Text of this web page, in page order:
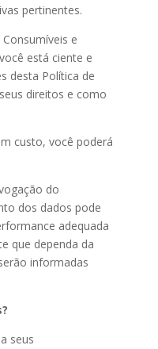
pertinentes.
e
está ciente e
desta Política de
direitos e como
custo, você poderá
do
dos dados pode
adequada
que dependa da
informadas
seus